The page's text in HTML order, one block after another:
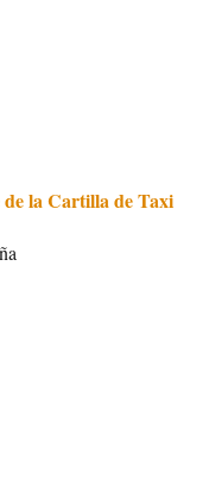
la Cartilla de Taxi